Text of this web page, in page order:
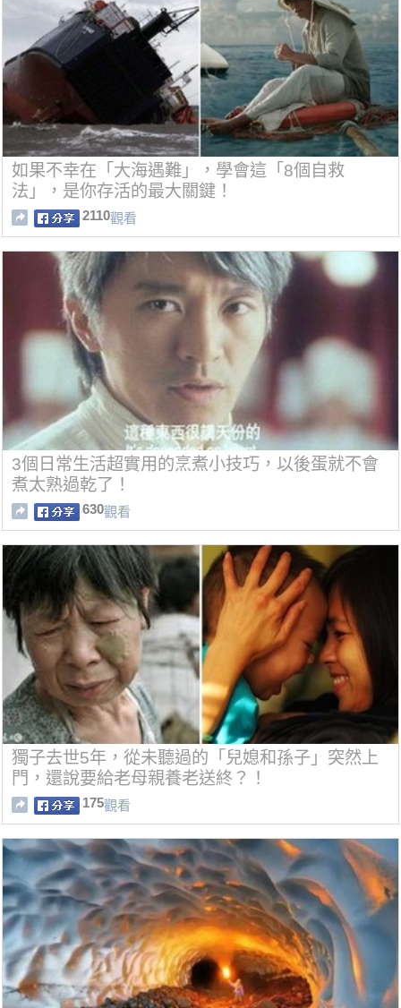
如果不幸在「大海遇難」，學會這「8個自救
法」，是你存活的最大關鍵！
2110觀看
3個日常生活超實用的烹煮小技巧，以後蛋就不會
煮太熟過乾了！
630觀看
獨子去世5年，從未聽過的「兒媳和孫子」突然上
門，還說要給老母親養老送終？！
175觀看